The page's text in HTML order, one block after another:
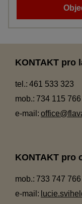
KONTAKT pro
tel.: 461 533 323
mob.: 734 115 766
e-mail:
KONTAKT pro
mob.: 733 747 766
e-mail: